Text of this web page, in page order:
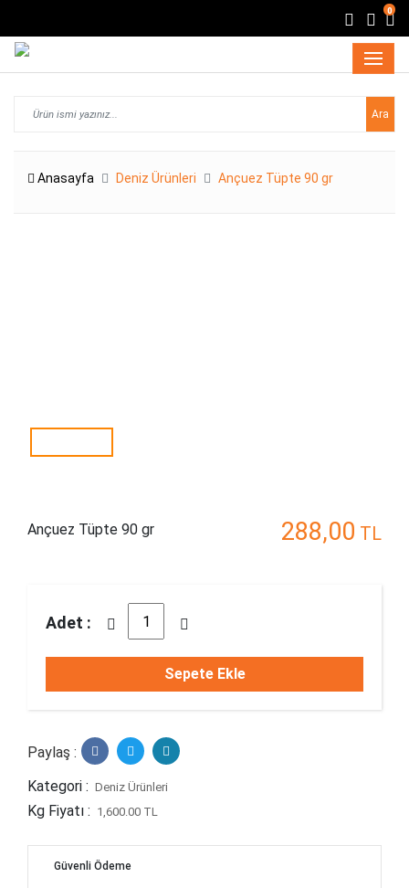
0
Ara
Anasayfa Deniz Ürünleri Ançuez Tüpte 90 gr
Ançuez Tüpte 90 gr 288,00 TL
Adet :
Sepete Ekle
Paylaş :
Kategori : Deniz Ürünleri
Kg Fiyatı : 1,600.00 TL
Güvenli Ödeme